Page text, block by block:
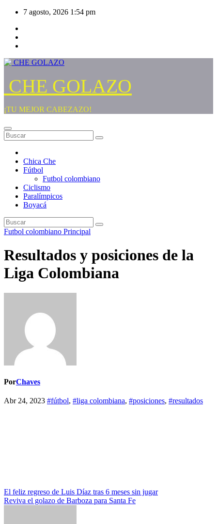
Saltar
contenido
7 agosto, 2026 1:54 pm
CHE GOLAZO
¡TU MEJOR CABEZAZO!
Chica Che
Fútbol
Futbol colombiano
Ciclismo
Paralímpicos
Boyacá
Futbol colombiano Principal
Resultados y posiciones de la
Liga Colombiana
PorChaves
Abr 24, 2023 #fútbol, #liga colombiana, #posiciones, #resultados
Navegación
de
El feliz regreso de Luis Díaz tras 6 meses sin jugar
Reviva el golazo de Barboza para Santa Fe